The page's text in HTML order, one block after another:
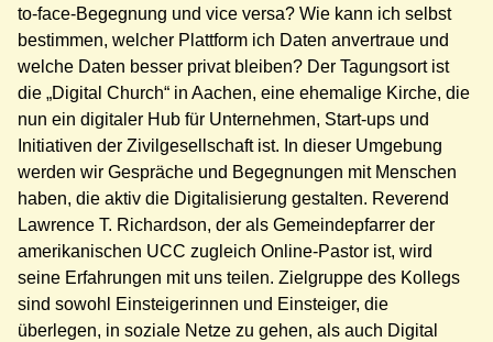
to-face-Begegnung und vice versa? Wie kann ich selbst
bestimmen, welcher Plattform ich Daten anvertraue und
welche Daten besser privat bleiben? Der Tagungsort ist
die „Digital Church“ in Aachen, eine ehemalige Kirche, die
nun ein digitaler Hub für Unternehmen, Start-ups und
Initiativen der Zivilgesellschaft ist. In dieser Umgebung
werden wir Gespräche und Begegnungen mit Menschen
haben, die aktiv die Digitalisierung gestalten. Reverend
Lawrence T. Richardson, der als Gemeindepfarrer der
amerikanischen UCC zugleich Online-Pastor ist, wird
seine Erfahrungen mit uns teilen. Zielgruppe des Kollegs
sind sowohl Einsteigerinnen und Einsteiger, die
überlegen, in soziale Netze zu gehen, als auch Digital